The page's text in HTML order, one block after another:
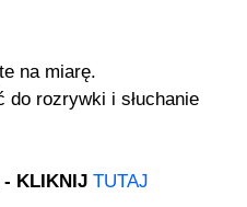
na miarę.
do rozrywki i słuchanie
KLIKNIJ TUTAJ